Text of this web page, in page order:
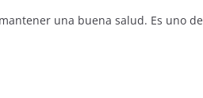
una buena salud. Es uno de